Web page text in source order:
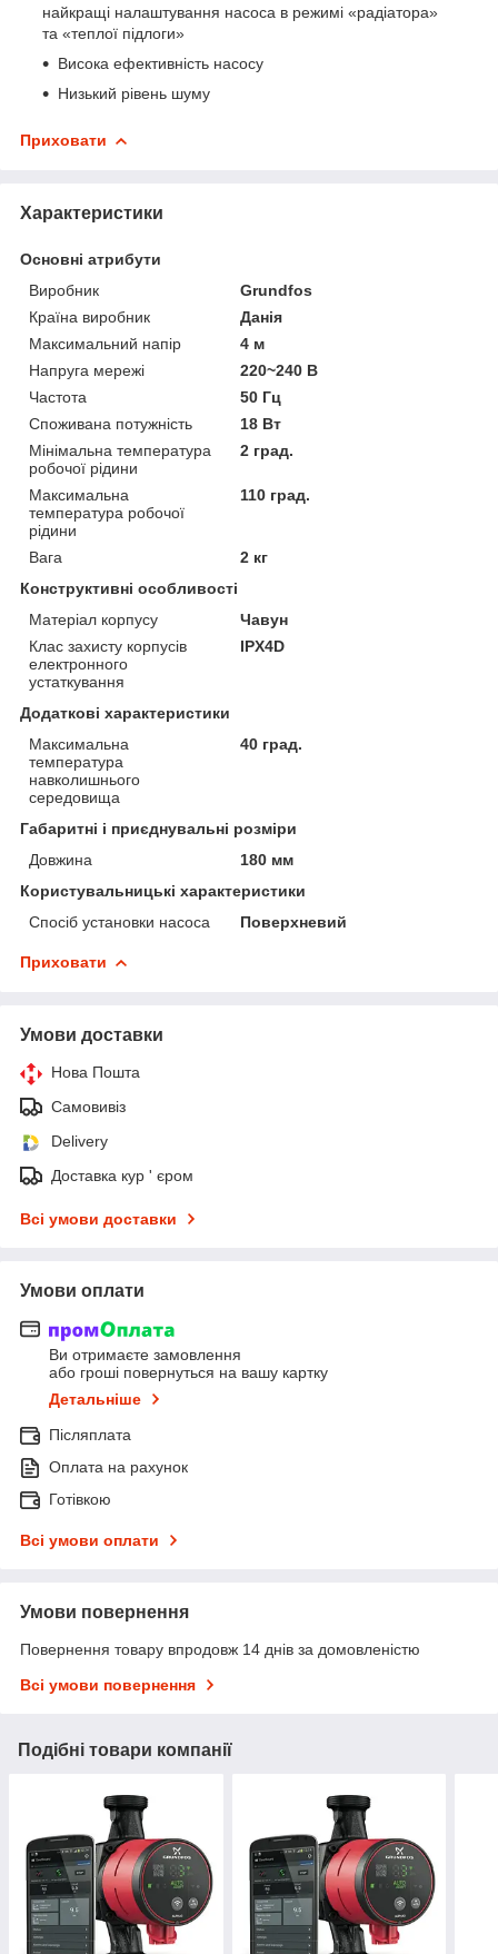
найкращі налаштування насоса в режимі «радіатора»
та «теплої підлоги»
Висока ефективність насосу
Низький рівень шуму
Приховати
Характеристики
Основні атрибути
Виробник
Grundfos
Країна виробник
Данія
Максимальний напір
4 м
Напруга мережі
220~240 В
Частота
50 Гц
Споживана потужність
18 Вт
Мінімальна температура
робочої рідини
2 град.
Максимальна
температура робочої
рідини
110 град.
Вага
2 кг
Конструктивні особливості
Матеріал корпусу
Чавун
Клас захисту корпусів
електронного
устаткування
IPX4D
Додаткові характеристики
Максимальна
температура
навколишнього
середовища
40 град.
Габаритні і приєднувальні розміри
Довжина
180 мм
Користувальницькі характеристики
Спосіб установки насоса
Поверхневий
Приховати
Умови доставки
Нова Пошта
Самовивіз
Delivery
Доставка кур ' єром
Всі умови доставки
Умови оплати
Ви отримаєте замовлення
або гроші повернуться на вашу картку
Детальніше
Післяплата
Оплата на рахунок
Готівкою
Всі умови оплати
Умови повернення
Повернення товару впродовж 14 днів за домовленістю
Всі умови повернення
Подібні товари компанії